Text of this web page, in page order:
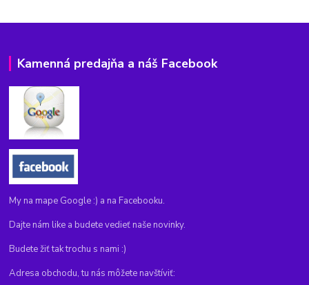
Kamenná predajňa a náš Facebook
My na mape Google :) a na Facebooku.
Dajte nám like a budete vedieť naše novinky.
Budete žiť tak trochu s nami :)
Adresa obchodu, tu nás môžete navštíviť: